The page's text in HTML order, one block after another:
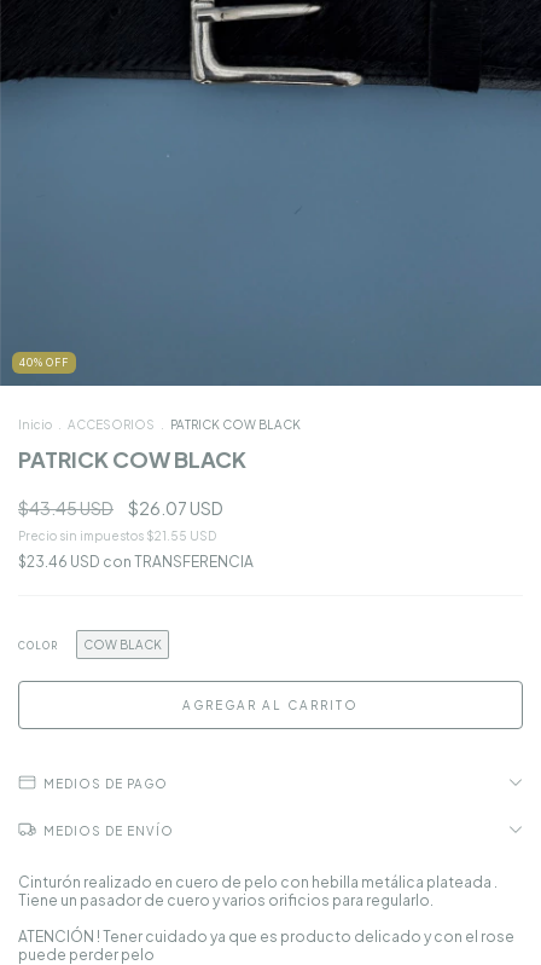
40% OFF
Inicio ACCESORIOS PATRICK COW BLACK
PATRICK COW BLACK
$43.45 USD $26.07 USD
Precio sin impuestos $21.55 USD
$23.46 USD con TRANSFERENCIA
COLOR COW BLACK
MEDIOS DE PAGO
MEDIOS DE ENVÍO
Cinturón realizado en cuero de pelo con hebilla metálica plateada .
Tiene un pasador de cuero y varios orificios para regularlo.
ATENCIÓN ! Tener cuidado ya que es producto delicado y con el rose
puede perder pelo